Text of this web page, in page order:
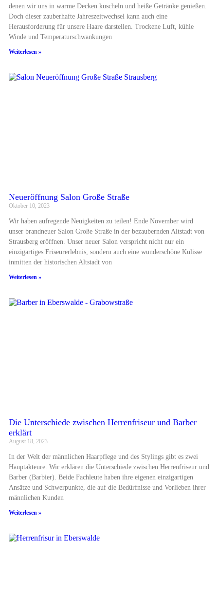
denen wir uns in warme Decken kuscheln und heiße Getränke genießen.
Doch dieser zauberhafte Jahreszeitwechsel kann auch eine
Herausforderung für unsere Haare darstellen. Trockene Luft, kühle
Winde und Temperaturschwankungen
Weiterlesen »
Neueröffnung Salon Große Straße
Oktober 10, 2023
Wir haben aufregende Neuigkeiten zu teilen! Ende November wird
unser brandneuer Salon Große Straße in der bezaubernden Altstadt von
Strausberg eröffnen. Unser neuer Salon verspricht nicht nur ein
einzigartiges Friseurerlebnis, sondern auch eine wunderschöne Kulisse
inmitten der historischen Altstadt von
Weiterlesen »
Die Unterschiede zwischen Herrenfriseur und Barber
erklärt
August 18, 2023
In der Welt der männlichen Haarpflege und des Stylings gibt es zwei
Hauptakteure. Wir erklären die Unterschiede zwischen Herrenfriseur und
Barber (Barbier). Beide Fachleute haben ihre eigenen einzigartigen
Ansätze und Schwerpunkte, die auf die Bedürfnisse und Vorlieben ihrer
männlichen Kunden
Weiterlesen »